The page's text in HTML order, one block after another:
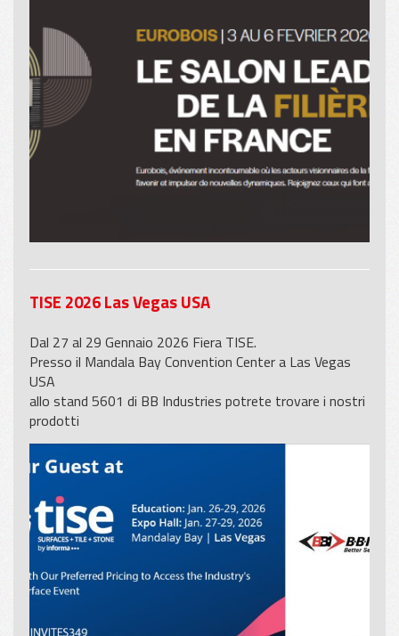
TISE 2026 Las Vegas USA
Dal 27 al 29 Gennaio 2026 Fiera TISE.
Presso il Mandala Bay Convention Center a Las Vegas
USA
allo stand 5601 di BB Industries potrete trovare i nostri
prodotti